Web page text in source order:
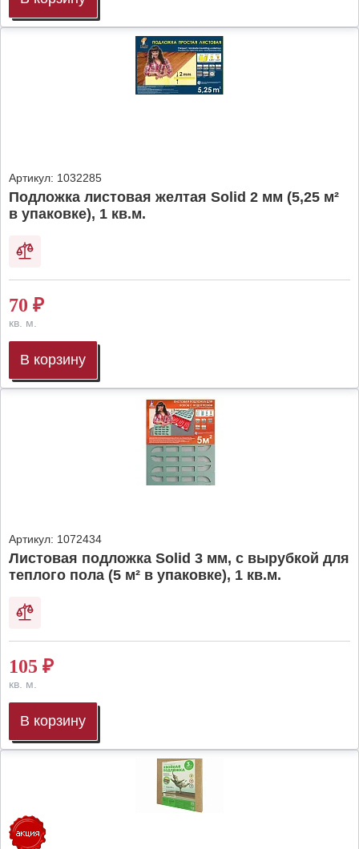
Артикул: 1032285
Подложка листовая желтая Solid 2 мм (5,25 м²
в упаковке), 1 кв.м.
70 ₽
кв. м.
В корзину
Артикул: 1072434
Листовая подложка Solid 3 мм, с вырубкой для
теплого пола (5 м² в упаковке), 1 кв.м.
105 ₽
кв. м.
В корзину